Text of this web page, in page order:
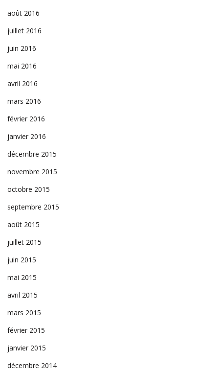
août 2016
juillet 2016
juin 2016
mai 2016
avril 2016
mars 2016
février 2016
janvier 2016
décembre 2015
novembre 2015
octobre 2015
septembre 2015
août 2015
juillet 2015
juin 2015
mai 2015
avril 2015
mars 2015
février 2015
janvier 2015
décembre 2014